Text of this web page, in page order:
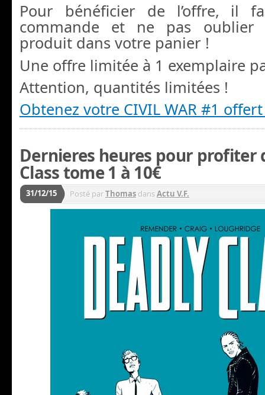
Pour bénéficier de l’offre, il
commande et ne pas
produit dans votre panier !
Une offre limitée à 1 exemplaire
Attention, quantités limitées !
Obtenez votre CIVIL WAR #1
Dernieres heures pour profiter
Class tome 1 à 10€
31/12/15 Posté parThomas dansActu V.F.